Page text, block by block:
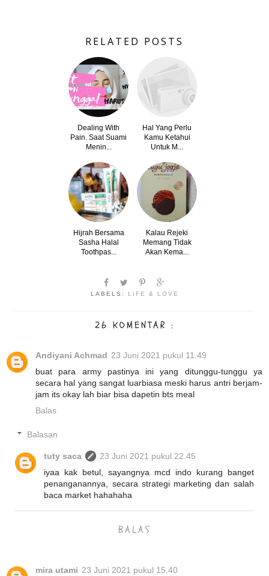
RELATED POSTS
Dealing With
Pain. Saat Suami
Menin...
Hal Yang Perlu
Kamu Ketahui
Untuk M...
Hijrah Bersama
Sasha Halal
Toothpas...
Kalau Rejeki
Memang Tidak
Akan Kema...
LABELS: LIFE & LOVE
26 KOMENTAR :
Andiyani Achmad 23 Juni 2021 pukul 11.49
buat para army pastinya ini yang ditunggu-tunggu ya
secara hal yang sangat luarbiasa meski harus antri berjam-
jam its okay lah biar bisa dapetin bts meal
Balas
Balasan
tuty saca
23 Juni 2021 pukul 22.45
iyaa kak betul, sayangnya mcd indo kurang banget
penanganannya, secara strategi marketing dan salah
baca market hahahaha
BALAS
mira utami 23 Juni 2021 pukul 15.40